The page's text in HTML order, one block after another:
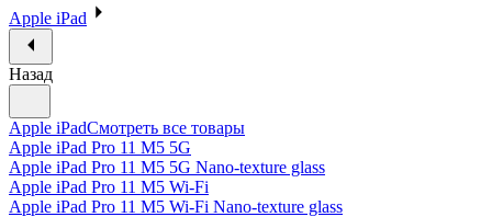
Apple iPad
Назад
Apple iPadСмотреть все товары
Apple iPad Pro 11 M5 5G
Apple iPad Pro 11 M5 5G Nano-texture glass
Apple iPad Pro 11 M5 Wi-Fi
Apple iPad Pro 11 M5 Wi-Fi Nano-texture glass